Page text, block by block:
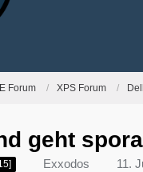
Forum XPS Forum
geht
Exxodos 11.